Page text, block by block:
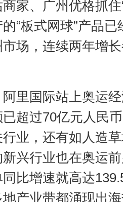
、广州优格抓住
“板式网球”产品
场，连续两年增
国际站上奥运经
超过70亿元人民
业，还有如人造
兴行业也在奥运
比增速就高达
产业带都涌现出